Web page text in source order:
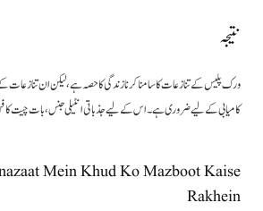
نتیجہ
ورک پلیس کے تنازعات کا سامنا کرنا زندگی کا حصہ ہے، لیکن ان تنازعات
کامیابی کے لیے ضروری ہے۔ اس کے لیے جذباتی انٹیلی جنس، بات چیت کا
Mein Khud Ko Mazboot Kaise
Rakhein